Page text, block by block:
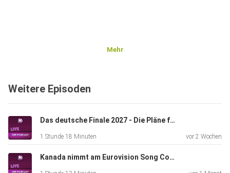
Mehr
Weitere Episoden
Das deutsche Finale 2027 - Die Pläne für den Vorentscheid zum Eurovision Song Contest
1 Stunde 18 Minuten vor 2 Wochen
Kanada nimmt am Eurovision Song Contest 2027 teil